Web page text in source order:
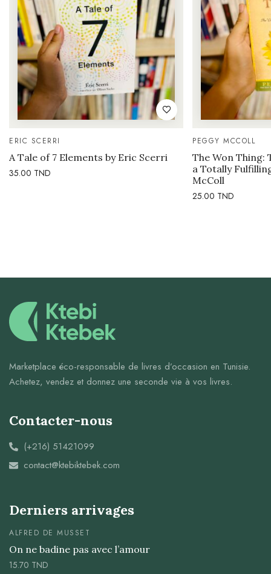
ERIC SCERRI
A Tale of 7 Elements by Eric Scerri
35.00 TND
PEGGY MCCOLL
The Won Thing:
a Totally
McColl
25.00 TND
Marketplace éco-responsable de livres d’occasion en Tunisie.
Achetez, vendez et donnez une seconde vie à vos livres.
Contacter-nous
(+216) 51421099
contact@ktebiktebek.com
Derniers arrivages
ALFRED DE MUSSET
On ne badine pas avec l’amour
15.70 TND